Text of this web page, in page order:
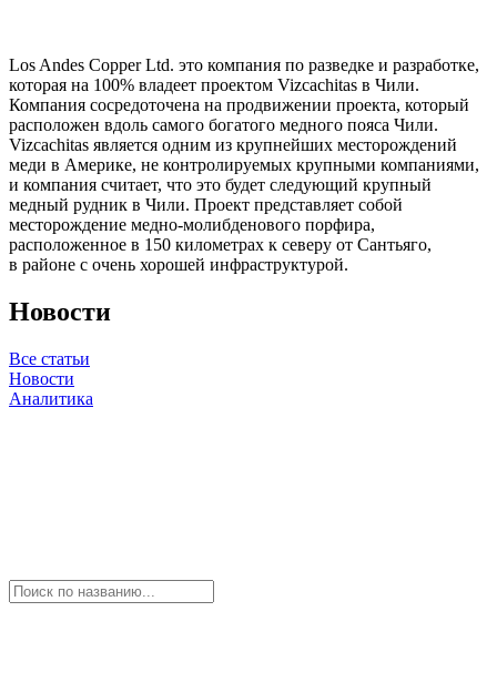
Los Andes Copper Ltd. это компания по разведке и разработке,
которая на 100% владеет проектом Vizcachitas в Чили.
Компания сосредоточена на продвижении проекта, который
расположен вдоль самого богатого медного пояса Чили.
Vizcachitas является одним из крупнейших месторождений
меди в Америке, не контролируемых крупными компаниями,
и компания считает, что это будет следующий крупный
медный рудник в Чили. Проект представляет собой
месторождение медно-молибденового порфира,
расположенное в 150 километрах к северу от Сантьяго,
в районе с очень хорошей инфраструктурой.
Новости
Все статьи
Новости
Аналитика